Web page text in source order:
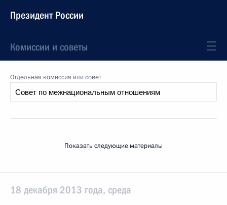
Президент России
Комиссии и советы
Отдельная комиссия или совет
Показать следующие материалы
18 декабря 2013 года, среда